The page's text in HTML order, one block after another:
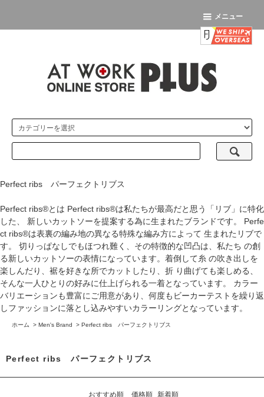
メニュー
Perfect ribs パーフェクトリブス
Perfect ribs®とは Perfect ribs®は私たちが最高だと思う「リブ」に特化
した、 新しいカットソーを提案する為に生まれたブランドです。 Perfe
ct ribs®は表裏の編み地の異なる特殊な編み方によって 生まれたリブで
す。 切りっぱなしでもほつれ難く、その特徴的な凹凸は、私たち の創
る新しいカットソーの表情になっています。着倒して糸 の吹き出しを
楽しんだり、裾を好きな所でカットしたり、折 り曲げても楽しめる、
そんな一人ひとりの好みに仕上げられる一着となっています。 カラー
バリエーションも豊富にご用意があり、何度もビーカーテストを繰り返
しファッションに落とし込みやすいカラーリングとなっています。
ホーム > Men's Brand > Perfect ribs パーフェクトリブス
Perfect ribs パーフェクトリブス
おすすめ順 価格順 新着順